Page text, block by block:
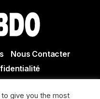
Nous Contacter
give you the most